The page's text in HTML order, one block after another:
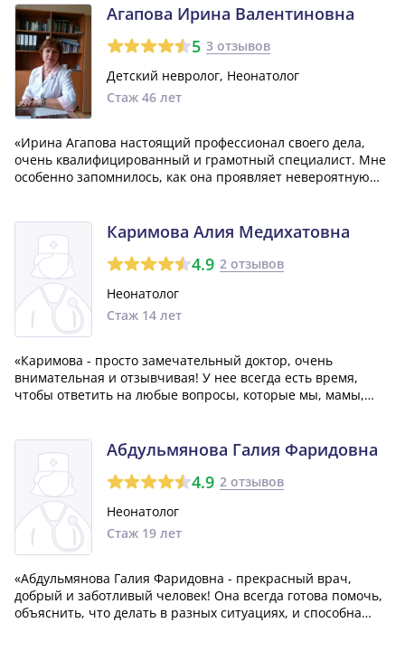
детишек, спасибо большое им за труд...»
Агапова Ирина Валентиновна
5 3 отзывов
Детский невролог, Неонатолог
Стаж 46 лет
«Ирина Агапова настоящий профессионал своего дела,
очень квалифицированный и грамотный специалист. Мне
особенно запомнилось, как она проявляет невероятную
профессиональном развитии!»
Каримова Алия Медихатовна
4.9 2 отзывов
Неонатолог
Стаж 14 лет
«Каримова - просто замечательный доктор, очень
внимательная и отзывчивая! У нее всегда есть время,
чтобы ответить на любые вопросы, которые мы, мамы,
искренним и заботливым подходом она...»
Абдульмянова Галия Фаридовна
4.9 2 отзывов
Неонатолог
Стаж 19 лет
«Абдульмянова Галия Фаридовна - прекрасный врач,
добрый и заботливый человек! Она всегда готова помочь,
объяснить, что делать в разных ситуациях, и способна